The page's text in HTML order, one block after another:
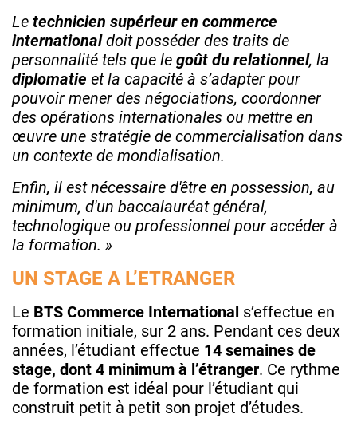
Le technicien supérieur en commerce
internationaldoit posséder des traits de
personnalité tels que le goût du relationnel, la
diplomatie et la capacité à s’adapter pour
pouvoir mener des négociations, coordonner
des opérations internationales ou mettre en
œuvre une stratégie de commercialisation dans
un contexte de mondialisation.
Enfin, il est nécessaire d'être en possession, au
minimum, d'un baccalauréat général,
technologique ou professionnel pour accéder à
la formation. »
UN STAGE A L’ETRANGER
Le BTS Commerce International s’effectue en
formation initiale, sur 2 ans. Pendant ces deux
années, l’étudiant effectue 14 semaines de
stage, dont 4 minimum à l’étranger. Ce rythme
de formation est idéal pour l’étudiant qui
construit petit à petit son projet d’études.